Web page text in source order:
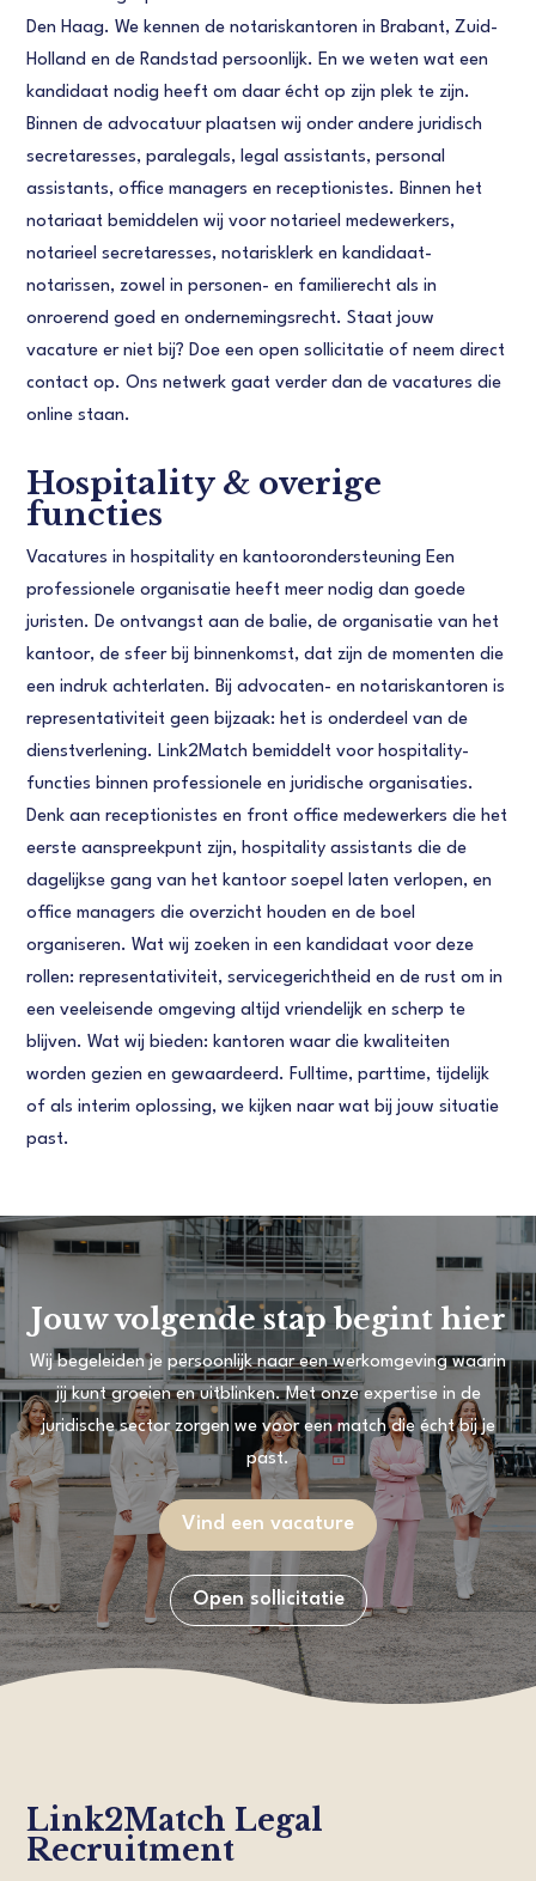
Den Haag. We kennen de notariskantoren in Brabant, Zuid-
Holland en de Randstad persoonlijk. En we weten wat een
kandidaat nodig heeft om daar écht op zijn plek te zijn.
Binnen de advocatuur plaatsen wij onder andere juridisch
secretaresses, paralegals, legal assistants, personal
assistants, office managers en receptionistes. Binnen het
notariaat bemiddelen wij voor notarieel medewerkers,
notarieel secretaresses, notarisklerk en kandidaat-
notarissen, zowel in personen- en familierecht als in
onroerend goed en ondernemingsrecht. Staat jouw
vacature er niet bij? Doe een open sollicitatie of neem direct
contact op. Ons netwerk gaat verder dan de vacatures die
online staan.
Hospitality & overige
functies
Vacatures in hospitality en kantoorondersteuning Een
professionele organisatie heeft meer nodig dan goede
juristen. De ontvangst aan de balie, de organisatie van het
kantoor, de sfeer bij binnenkomst, dat zijn de momenten die
een indruk achterlaten. Bij advocaten- en notariskantoren is
representativiteit geen bijzaak: het is onderdeel van de
dienstverlening. Link2Match bemiddelt voor hospitality-
functies binnen professionele en juridische organisaties.
Denk aan receptionistes en front office medewerkers die het
eerste aanspreekpunt zijn, hospitality assistants die de
dagelijkse gang van het kantoor soepel laten verlopen, en
office managers die overzicht houden en de boel
organiseren. Wat wij zoeken in een kandidaat voor deze
rollen: representativiteit, servicegerichtheid en de rust om in
een veeleisende omgeving altijd vriendelijk en scherp te
blijven. Wat wij bieden: kantoren waar die kwaliteiten
worden gezien en gewaardeerd. Fulltime, parttime, tijdelijk
of als interim oplossing, we kijken naar wat bij jouw situatie
past.
Jouw volgende stap begint hier
Wij begeleiden je persoonlijk naar een werkomgeving waarin
jij kunt groeien en uitblinken. Met onze expertise in de
juridische sector zorgen we voor een match die écht bij je
past.
Vind een vacature
Open sollicitatie
Link2Match Legal
Recruitment